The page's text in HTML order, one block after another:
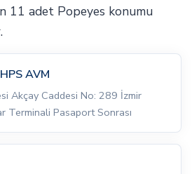
11 adet Popeyes konumu
AVM
Akçay Caddesi No: 289 İzmir
Terminali Pasaport Sonrası